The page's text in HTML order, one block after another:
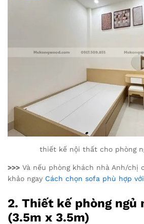
thiết kế nội thất cho phòng
>>> Và nếu phòng khách nhà Anh/chị
khảo ngay Cách chọn sofa phù hợp
2. Thiết kế phòng ngủ
(3.5m x 3.5m)